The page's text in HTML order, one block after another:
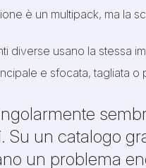
è un multipack, ma la
diverse usano la stessa
e sfocata, tagliata o
Su un catalogo
un problema